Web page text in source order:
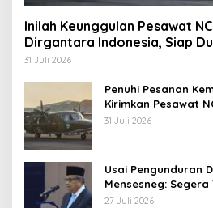
Inilah Keunggulan Pesawat
Dirgantara Indonesia, Siap
Operasi TNI
31 Juli 2026
Penuhi Pesanan
Kirimkan Pesawat
AU
31 Juli 2026
Usai Pengunduran
Mensesneg:
Pemberhentian
27 Juli 2026